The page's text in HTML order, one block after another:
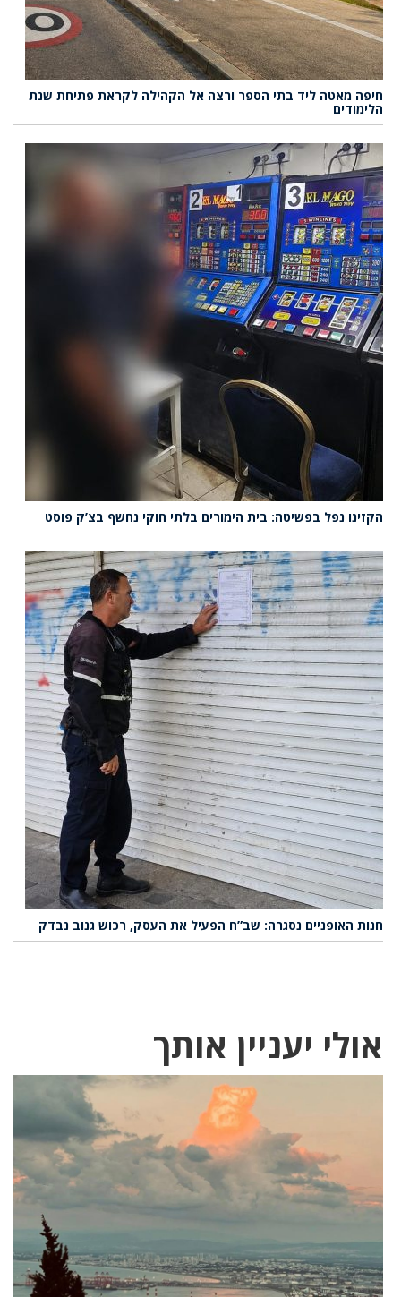
חיפה מאטה ליד בתי הספר ורצה אל הקהילה לקראת פתיחת שנת
הלימודים
הקזינו נפל בפשיטה: בית הימורים בלתי חוקי נחשף בצ’ק פוסט
חנות האופניים נסגרה: שב”ח הפעיל את העסק, רכוש גנוב נבדק
אולי יעניין אותך